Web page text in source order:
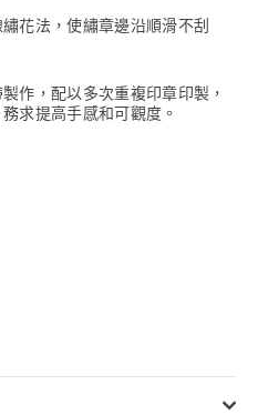
花法，使繡章邊沿順滑不刮
作，配以多次重複印章印製，
求提高手感和可觀度。